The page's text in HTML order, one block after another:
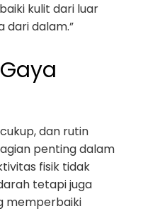
kulit dari luar
dari dalam.”
dan rutin
penting dalam
fisik tidak
tetapi juga
memperbaiki